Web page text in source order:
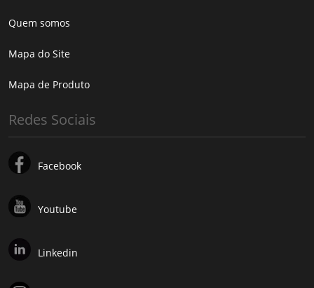
Quem somos
Mapa do Site
Mapa de Produto
Redes Sociais
Facebook
Youtube
Linkedin